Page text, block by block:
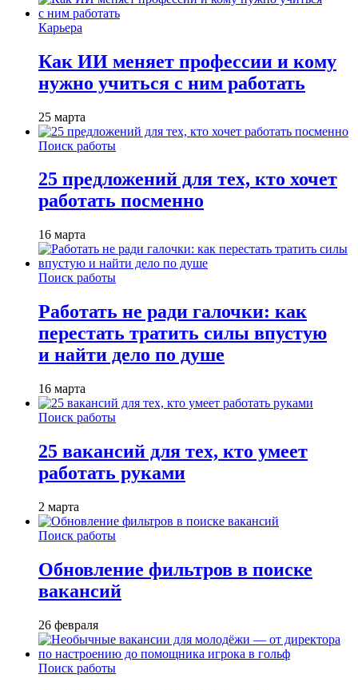
Карьера
Как ИИ меняет профессии и кому
нужно учиться с ним работать
25 марта
Поиск работы
25 предложений для тех, кто хочет
работать посменно
16 марта
Поиск работы
Работать не ради галочки: как
перестать тратить силы впустую
и найти дело по душе
16 марта
Поиск работы
25 вакансий для тех, кто умеет
работать руками
2 марта
Поиск работы
Обновление фильтров в поиске
вакансий
26 февраля
Поиск работы